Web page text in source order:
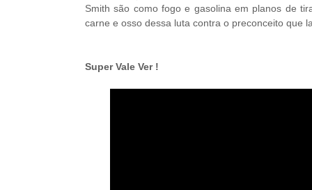
Smith são como fogo e gasolina em planos de
carne e osso dessa luta contra o preconceito que
Super Vale Ver !